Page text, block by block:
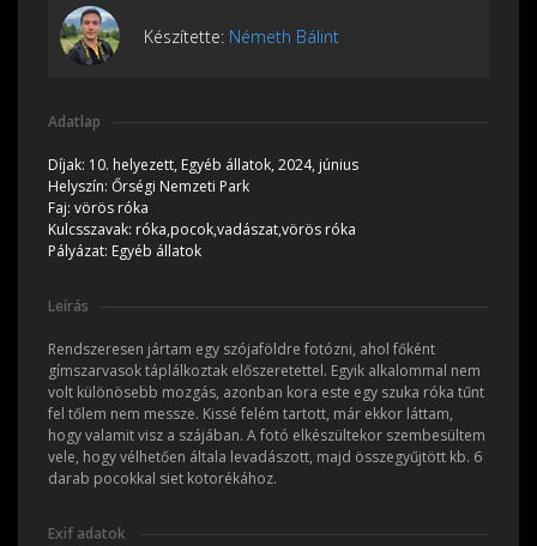
Készítette: Németh Bálint
Adatlap
Díjak: 10. helyezett, Egyéb állatok, 2024, június
Helyszín: Őrségi Nemzeti Park
Faj: vörös róka
Kulcsszavak: róka,pocok,vadászat,vörös róka
Pályázat: Egyéb állatok
Leírás
Rendszeresen jártam egy szójaföldre fotózni, ahol főként
gímszarvasok táplálkoztak előszeretettel. Egyik alkalommal nem
volt különösebb mozgás, azonban kora este egy szuka róka tűnt
fel tőlem nem messze. Kissé felém tartott, már ekkor láttam,
hogy valamit visz a szájában. A fotó elkészültekor szembesültem
vele, hogy vélhetően általa levadászott, majd összegyűjtött kb. 6
darab pocokkal siet kotorékához.
Exif adatok